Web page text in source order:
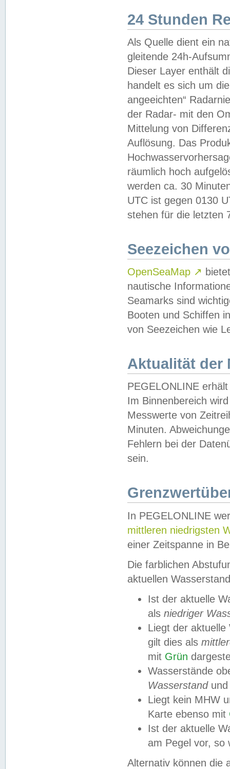
24 Stunden
Als Quelle dient ein
gleitende 24h-
Dieser Layer enthält
handelt es sich um
angeeichten“
der Radar- mit den
Mittelung von
Auflösung. Das
räumlich hoch
werden ca. 30
UTC ist gegen 0130
stehen für die letzten
Seezeichen
OpenSeaMap ↗
nautische
Seamarks sind
Booten und Schiffen
von Seezeichen wie
Aktualität der
PEGELONLINE
Im Binnenbereich
Messwerte von
Minuten.
Fehlern bei der
sein.
In PEGELONLINE
mittleren niedrigsten
einer Zeitspanne in
Die farblichen
aktuellen
Ist der aktuelle
als niedriger
Liegt der
gilt dies als
mit Grün
Wasserstände
Wasserstandund
Liegt kein MHW
Karte ebenso mit
Ist der aktuelle
am Pegel vor,
Alternativ können die